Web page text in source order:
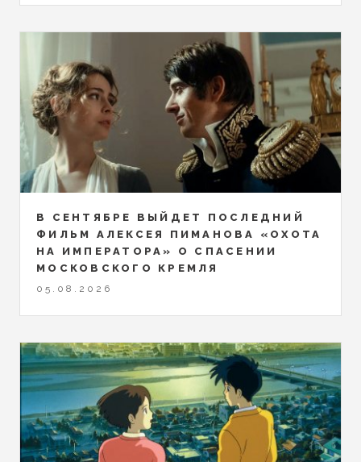
В СЕНТЯБРЕ ВЫЙДЕТ ПОСЛЕДНИЙ
ФИЛЬМ АЛЕКСЕЯ ПИМАНОВА «ОХОТА
НА ИМПЕРАТОРА» О СПАСЕНИИ
МОСКОВСКОГО КРЕМЛЯ
05.08.2026